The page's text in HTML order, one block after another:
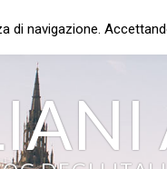
navigazione.